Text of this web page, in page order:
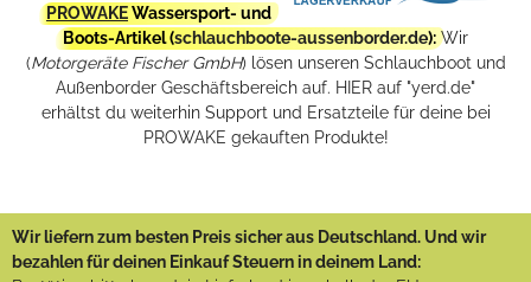
PROWAKEWassersport- und
Boots-Artikel (schlauchboote-aussenborder.de): Wir
(Motorgeräte Fischer GmbH) lösen unseren Schlauchboot und
Außenborder Geschäftsbereich auf. HIER auf "yerd.de"
erhältst du weiterhin Support und Ersatzteile für deine bei
PROWAKE gekauften Produkte!
Wir liefern zum besten Preis sicher aus Deutschland. Und wir
bezahlen für deinen Einkauf Steuern in deinem Land: